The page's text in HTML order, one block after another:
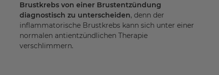
Brustkrebs von einer Brustentzündung
diagnostisch zu unterscheiden, denn der
inflammatorische Brustkrebs kann sich unter einer
normalen antientzündlichen Therapie
verschlimmern.